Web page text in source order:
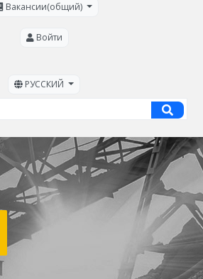
Вакансии(общий)
Войти
РУССКИЙ